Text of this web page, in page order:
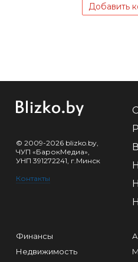
Добавить
© 2009-2026 blizko.by,
ЧУП «БарокМедиа»,
УНП 391272241, г.Минск
Контакты
Финансы
Недвижимость